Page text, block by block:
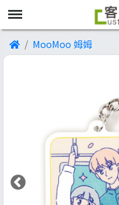
MooMoo 姆姆